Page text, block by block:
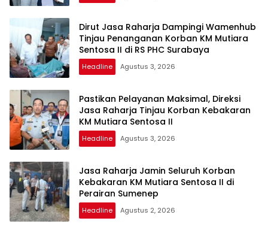
Dirut Jasa Raharja Dampingi Wamenhub
Tinjau Penanganan Korban KM Mutiara
Sentosa II di RS PHC Surabaya
Headline Agustus 3, 2026
Pastikan Pelayanan Maksimal, Direksi
Jasa Raharja Tinjau Korban Kebakaran
KM Mutiara Sentosa II
Headline Agustus 3, 2026
Jasa Raharja Jamin Seluruh Korban
Kebakaran KM Mutiara Sentosa II di
Perairan Sumenep
Headline Agustus 2, 2026